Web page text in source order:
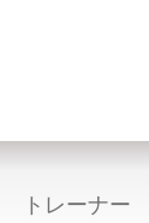
トレーナー